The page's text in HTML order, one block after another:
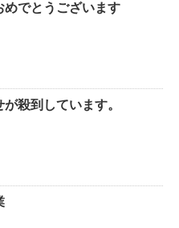
めでとうございます
殺到しています。